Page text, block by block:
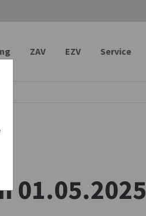
ZAV EZV Service
01.05.2025